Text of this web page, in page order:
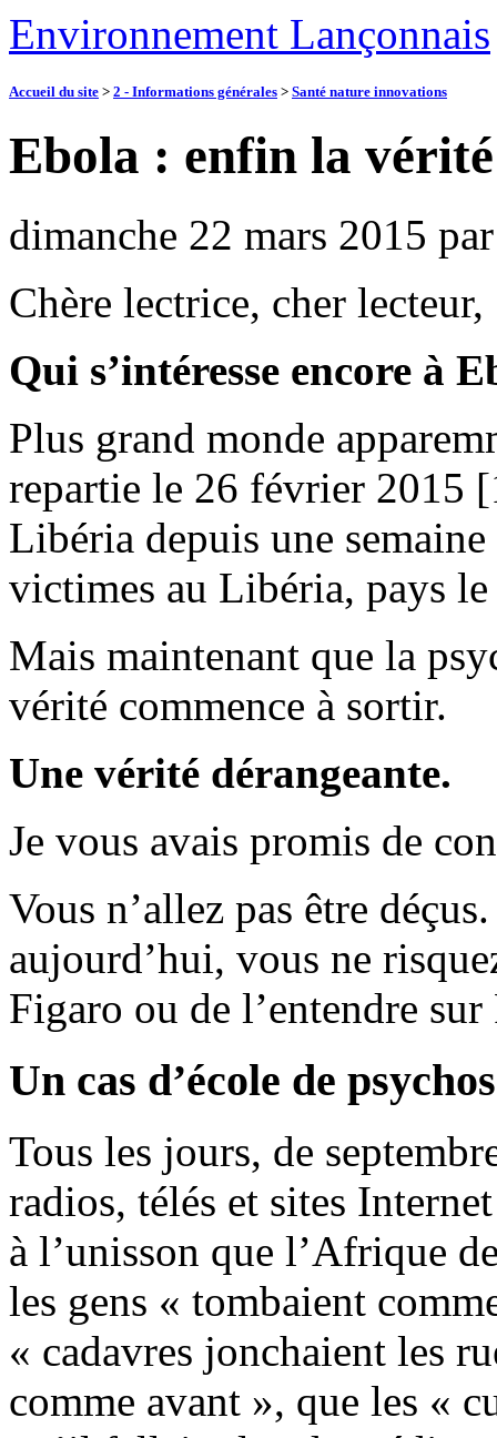
Environnement Lançonnais
Accueil du site > 2 - Informations générales > Santé nature innovations
Ebola : enfin la vérité
dimanche 22 mars 2015
Chère lectrice, cher lecteur,
Qui s’intéresse encore à
Plus grand monde
repartie le 26 février 2015
Libéria depuis une
victimes au Libéria, pays
Mais maintenant que la
vérité commence à sortir.
Une vérité dérangeante.
Je vous avais promis de
Vous n’allez pas être
aujourd’hui, vous ne
Figaro ou de l’entendre
Un cas d’école de
Tous les jours, de
radios, télés et sites
à l’unisson que l’Afrique
les gens « tombaient
« cadavres jonchaient les
comme avant », que les «